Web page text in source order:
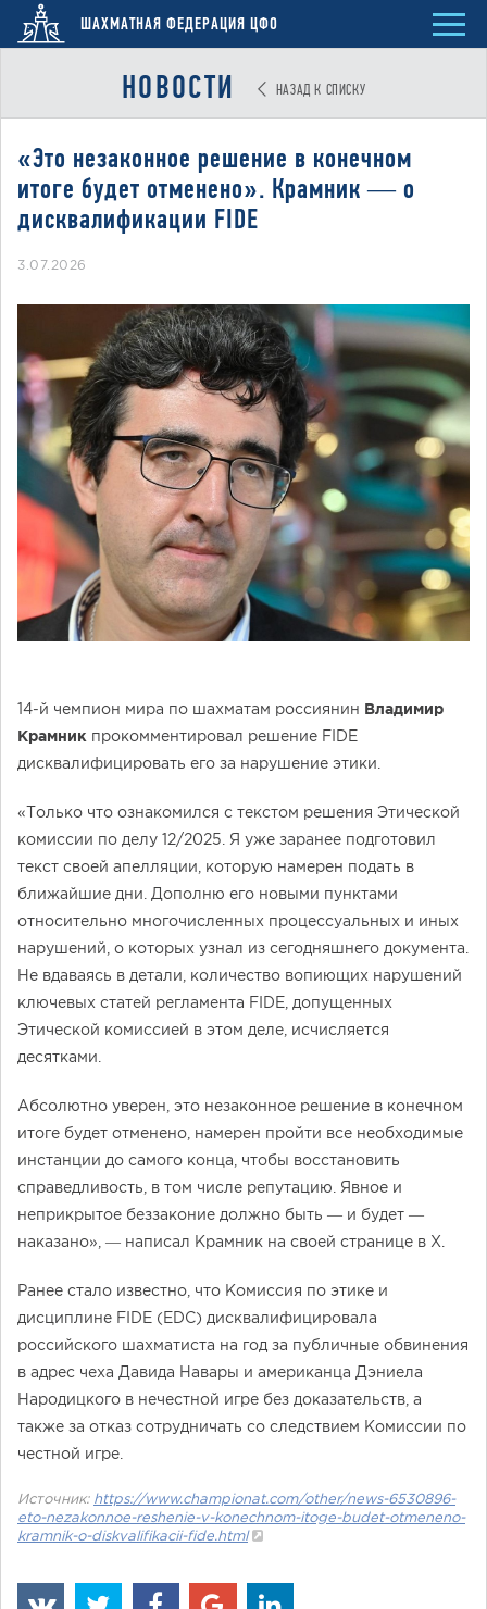
ШАХМАТНАЯ ФЕДЕРАЦИЯ ЦФО
НОВОСТИ НАЗАД К СПИСКУ
«Это незаконное решение в конечном
итоге будет отменено». Крамник — о
дисквалификации FIDE
3.07.2026
14-й чемпион мира по шахматам россиянин Владимир
Крамник прокомментировал решение FIDE
дисквалифицировать его за нарушение этики.
«Только что ознакомился с текстом решения Этической
комиссии по делу 12/2025. Я уже заранее подготовил
текст своей апелляции, которую намерен подать в
ближайшие дни. Дополню его новыми пунктами
относительно многочисленных процессуальных и иных
нарушений, о которых узнал из сегодняшнего документа.
Не вдаваясь в детали, количество вопиющих нарушений
ключевых статей регламента FIDE, допущенных
Этической комиссией в этом деле, исчисляется
десятками.
Абсолютно уверен, это незаконное решение в конечном
итоге будет отменено, намерен пройти все необходимые
инстанции до самого конца, чтобы восстановить
справедливость, в том числе репутацию. Явное и
неприкрытое беззаконие должно быть — и будет —
наказано», — написал Крамник на своей странице в X.
Ранее стало известно, что Комиссия по этике и
дисциплине FIDE (EDC) дисквалифицировала
российского шахматиста на год за публичные обвинения
в адрес чеха Давида Навары и американца Дэниела
Народицкого в нечестной игре без доказательств, а
также за отказ сотрудничать со следствием Комиссии по
честной игре.
Источник: https://www.championat.com/other/news-6530896-
eto-nezakonnoe-reshenie-v-konechnom-itoge-budet-otmeneno-
kramnik-o-diskvalifikacii-fide.html